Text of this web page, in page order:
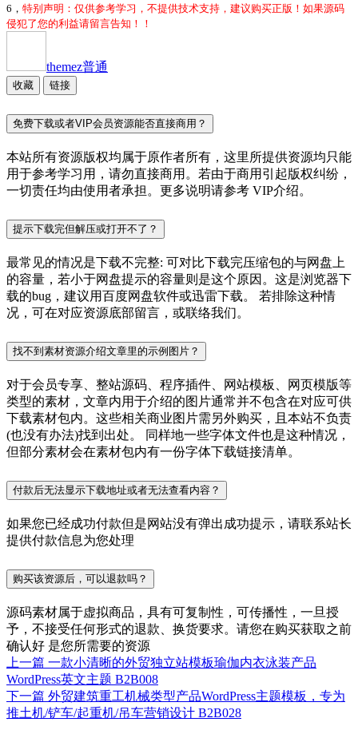
6， 特别声明：仅供参考学习，不提供技术支持，建议购买正版！如果源码
侵犯了您的利益请留言告知！！
themez普通
收藏 链接
免费下载或者VIP会员资源能否直接商用？
本站所有资源版权均属于原作者所有，这里所提供资源均只能
用于参考学习用，请勿直接商用。若由于商用引起版权纠纷，
一切责任均由使用者承担。更多说明请参考 VIP介绍。
提示下载完但解压或打开不了？
最常见的情况是下载不完整: 可对比下载完压缩包的与网盘上
的容量，若小于网盘提示的容量则是这个原因。这是浏览器下
载的bug，建议用百度网盘软件或迅雷下载。 若排除这种情
况，可在对应资源底部留言，或联络我们。
找不到素材资源介绍文章里的示例图片？
对于会员专享、整站源码、程序插件、网站模板、网页模版等
类型的素材，文章内用于介绍的图片通常并不包含在对应可供
下载素材包内。这些相关商业图片需另外购买，且本站不负责
(也没有办法)找到出处。 同样地一些字体文件也是这种情况，
但部分素材会在素材包内有一份字体下载链接清单。
付款后无法显示下载地址或者无法查看内容？
如果您已经成功付款但是网站没有弹出成功提示，请联系站长
提供付款信息为您处理
购买该资源后，可以退款吗？
源码素材属于虚拟商品，具有可复制性，可传播性，一旦授
予，不接受任何形式的退款、换货要求。请您在购买获取之前
确认好 是您所需要的资源
上一篇 一款小清晰的外贸独立站模板瑜伽内衣泳装产品
WordPress英文主题 B2B008
下一篇 外贸建筑重工机械类型产品WordPress主题模板，专为
推土机/铲车/起重机/吊车营销设计 B2B028